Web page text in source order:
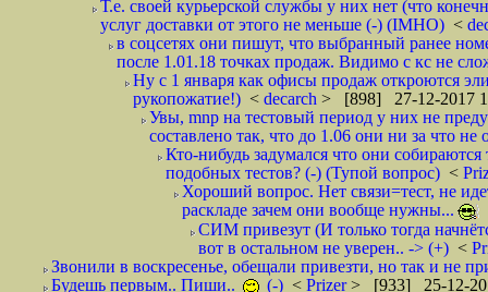
Т.е. своей курьерской службы у них нет (что
услуг доставки от этого не меньше (-) (IMHO) <
в соцсетях они пишут, что выбранный ранее
после 1.01.18 точках продаж. Видимо с кс не
Ну с 1 января как офисы продаж откроются
рукопожатие!) < decarch > [898] 27-12-2017
Увы, mnp на тестовый период у них не
составлено так, что до 1.06 они ни за что не
Кто-нибудь задумался что они
подобных тестов? (-) (Тупой вопрос) <
Хороший вопрос. Нет связи=тест, не
раскладе зачем они вообще нужны...
СИМ привезут (И только тогда
вот в остальном не уверен.. -> (+) <
Звонили в воскресенье, обещали привезти, но так и не
Будешь первым.. Пиши..
(-) < Prizer> [933] 25-12-